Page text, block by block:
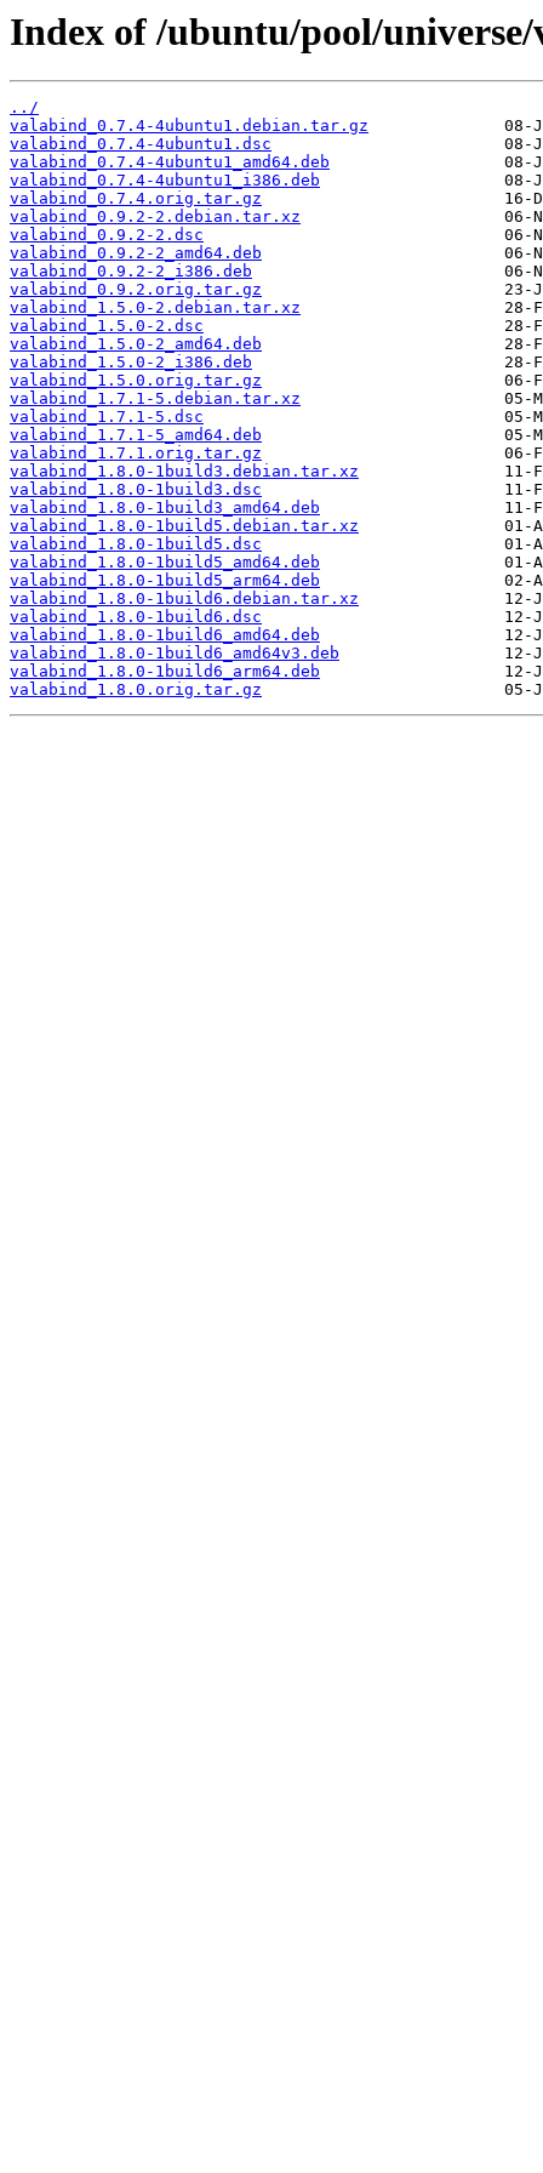
Index of /ubuntu/pool/
../
valabind_0.7.4-4ubuntu1.debian.tar.gz
valabind_0.7.4-4ubuntu1.dsc
valabind_0.7.4-4ubuntu1_amd64.deb
valabind_0.7.4-4ubuntu1_i386.deb
valabind_0.7.4.orig.tar.gz
valabind_0.9.2-2.debian.tar.xz
valabind_0.9.2-2.dsc
valabind_0.9.2-2_amd64.deb
valabind_0.9.2-2_i386.deb
valabind_0.9.2.orig.tar.gz
valabind_1.5.0-2.debian.tar.xz
valabind_1.5.0-2.dsc
valabind_1.5.0-2_amd64.deb
valabind_1.5.0-2_i386.deb
valabind_1.5.0.orig.tar.gz
valabind_1.7.1-5.debian.tar.xz
valabind_1.7.1-5.dsc
valabind_1.7.1-5_amd64.deb
valabind_1.7.1.orig.tar.gz
valabind_1.8.0-1build3.debian.tar.xz
valabind_1.8.0-1build3.dsc
valabind_1.8.0-1build3_amd64.deb
valabind_1.8.0-1build5.debian.tar.xz
valabind_1.8.0-1build5.dsc
valabind_1.8.0-1build5_amd64.deb
valabind_1.8.0-1build5_arm64.deb
valabind_1.8.0-1build6.debian.tar.xz
valabind_1.8.0-1build6.dsc
valabind_1.8.0-1build6_amd64.deb
valabind_1.8.0-1build6_amd64v3.deb
valabind_1.8.0-1build6_arm64.deb
valabind_1.8.0.orig.tar.gz